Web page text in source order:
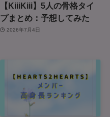
【KiiiKiii】5人の骨格タイ
プまとめ：予想してみた
2026年7月4日